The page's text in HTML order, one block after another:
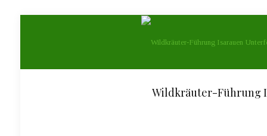
Wildkräuter-Führung